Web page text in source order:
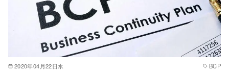
2020年04月22日水 BCP